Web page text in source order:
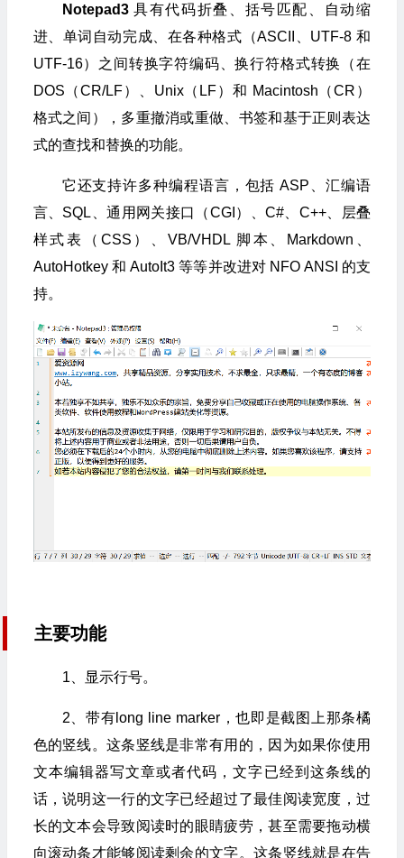
Notepad3具有代码折叠、括号匹配、自动缩
进、单词自动完成、在各种格式（ASCII、UTF-8 和
UTF-16）之间转换字符编码、换行符格式转换（在
DOS（CR/LF）、Unix（LF）和 Macintosh（CR）
格式之间），多重撤消或重做、书签和基于正则表达
式的查找和替换的功能。
它还支持许多种编程语言，包括 ASP、汇编语
言、SQL、通用网关接口（CGI）、C#、C++、层叠
样式表（CSS）、VB/VHDL 脚本、Markdown、
AutoHotkey 和 AutoIt3 等等并改进对 NFO ANSI 的支
持。
主要功能
1、显示行号。
2、带有long line marker，也即是截图上那条橘
色的竖线。这条竖线是非常有用的，因为如果你使用
文本编辑器写文章或者代码，文字已经到这条线的
话，说明这一行的文字已经超过了最佳阅读宽度，过
长的文本会导致阅读时的眼睛疲劳，甚至需要拖动横
向滚动条才能够阅读剩余的文字。这条竖线就是在告